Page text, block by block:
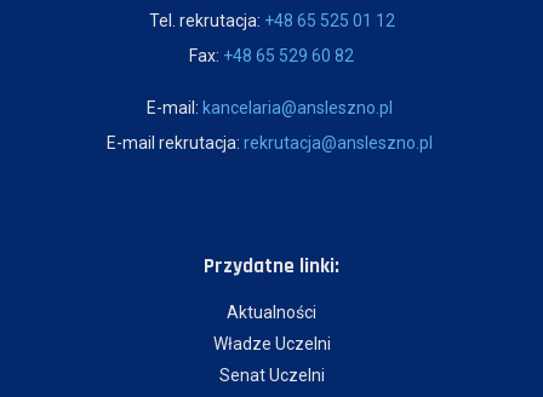
Tel. rekrutacja: +48 65 525 01 12
Fax: +48 65 529 60 82
E-mail: kancelaria@ansleszno.pl
E-mail rekrutacja: rekrutacja@ansleszno.pl
Przydatne linki:
Aktualności
Władze Uczelni
Senat Uczelni